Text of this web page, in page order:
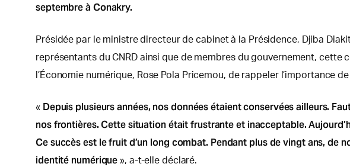
septembre à Conakry.
Présidée par le ministre directeur de cabinet à la Présidence, Djiba
représentants du CNRD ainsi que de membres du gouvernement,
l’Économie numérique, Rose Pola Pricemou, de rappeler l’importance
« Depuis plusieurs années, nos données étaient conservées ailleurs.
nos frontières. Cette situation était frustrante et inacceptable.
Ce succès est le fruit d’un long combat. Pendant plus de vingt ans, de
identité numérique », a-t-elle déclaré.